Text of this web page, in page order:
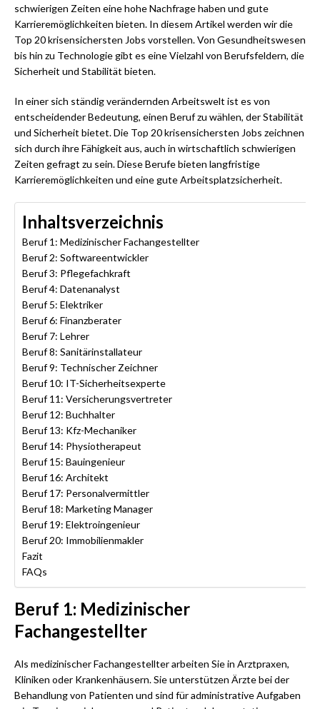
schwierigen Zeiten eine hohe Nachfrage haben und gute
Karrieremöglichkeiten bieten. In diesem Artikel werden wir die
Top 20 krisensichersten Jobs vorstellen. Von Gesundheitswesen
bis hin zu Technologie gibt es eine Vielzahl von Berufsfeldern, die
Sicherheit und Stabilität bieten.
In einer sich ständig verändernden Arbeitswelt ist es von
entscheidender Bedeutung, einen Beruf zu wählen, der Stabilität
und Sicherheit bietet. Die Top 20 krisensichersten Jobs zeichnen
sich durch ihre Fähigkeit aus, auch in wirtschaftlich schwierigen
Zeiten gefragt zu sein. Diese Berufe bieten langfristige
Karrieremöglichkeiten und eine gute Arbeitsplatzsicherheit.
Inhaltsverzeichnis
Beruf 1: Medizinischer Fachangestellter
Beruf 2: Softwareentwickler
Beruf 3: Pflegefachkraft
Beruf 4: Datenanalyst
Beruf 5: Elektriker
Beruf 6: Finanzberater
Beruf 7: Lehrer
Beruf 8: Sanitärinstallateur
Beruf 9: Technischer Zeichner
Beruf 10: IT-Sicherheitsexperte
Beruf 11: Versicherungsvertreter
Beruf 12: Buchhalter
Beruf 13: Kfz-Mechaniker
Beruf 14: Physiotherapeut
Beruf 15: Bauingenieur
Beruf 16: Architekt
Beruf 17: Personalvermittler
Beruf 18: Marketing Manager
Beruf 19: Elektroingenieur
Beruf 20: Immobilienmakler
Fazit
FAQs
Beruf 1: Medizinischer
Fachangestellter
Als medizinischer Fachangestellter arbeiten Sie in Arztpraxen,
Kliniken oder Krankenhäusern. Sie unterstützen Ärzte bei der
Behandlung von Patienten und sind für administrative Aufgaben